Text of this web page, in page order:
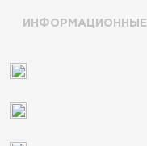
ИНФОРМАЦИОННЫЕ